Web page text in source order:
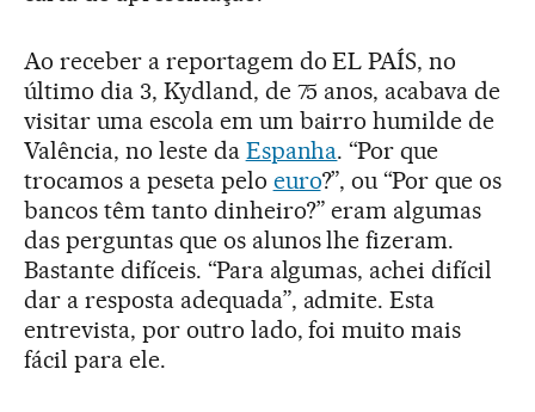
Ao receber a reportagem do EL PAÍS, no
último dia 3, Kydland, de 75 anos, acabava de
visitar uma escola em um bairro humilde de
Valência, no leste da Espanha. “Por que
trocamos a peseta pelo euro?”, ou “Por que os
bancos têm tanto dinheiro?” eram algumas
das perguntas que os alunos lhe fizeram.
Bastante difíceis. “Para algumas, achei difícil
dar a resposta adequada”, admite. Esta
entrevista, por outro lado, foi muito mais
fácil para ele.